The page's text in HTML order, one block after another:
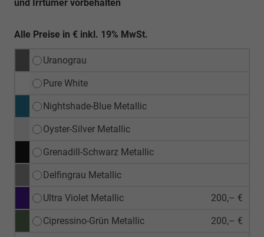
und Irrtümer vorbehalten
Alle Preise in € inkl. 19% MwSt.
Uranograu
Pure White
Nightshade-Blue Metallic
Oyster-Silver Metallic
Grenadill-Schwarz Metallic
Delfingrau Metallic
Ultra Violet Metallic 200,– €
Cipressino-Grün Metallic 200,– €